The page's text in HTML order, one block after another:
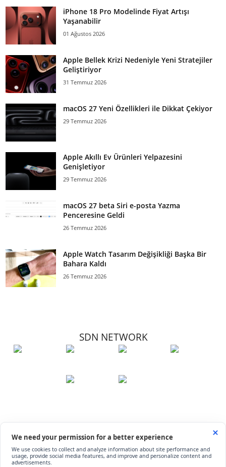
iPhone 18 Pro Modelinde Fiyat Artışı
Yaşanabilir
01 Ağustos 2026
Apple Bellek Krizi Nedeniyle Yeni Stratejiler
Geliştiriyor
31 Temmuz 2026
macOS 27 Yeni Özellikleri ile Dikkat Çekiyor
29 Temmuz 2026
Apple Akıllı Ev Ürünleri Yelpazesini
Genişletiyor
29 Temmuz 2026
macOS 27 beta Siri e-posta Yazma
Penceresine Geldi
26 Temmuz 2026
Apple Watch Tasarım Değişikliği Başka Bir
Bahara Kaldı
26 Temmuz 2026
SDN NETWORK